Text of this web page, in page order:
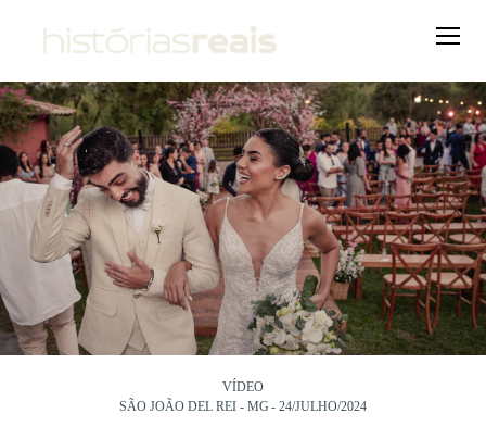
VÍDEO
SÃO JOÃO DEL REI - MG
24/JULHO/2024